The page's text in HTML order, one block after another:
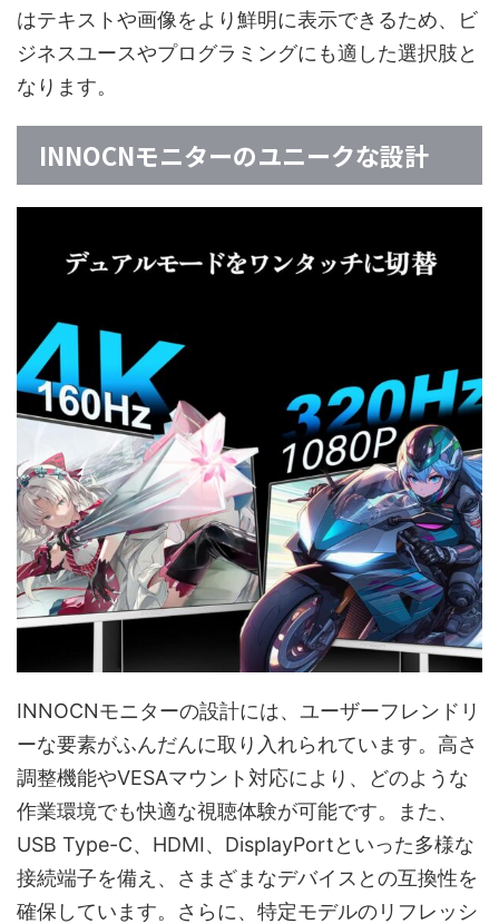
はテキストや画像をより鮮明に表示できるため、ビ
ジネスユースやプログラミングにも適した選択肢と
なります。
INNOCNモニターのユニークな設計
INNOCNモニターの設計には、ユーザーフレンドリ
ーな要素がふんだんに取り入れられています。高さ
調整機能やVESAマウント対応により、どのような
作業環境でも快適な視聴体験が可能です。また、
USB Type-C、HDMI、DisplayPortといった多様な
接続端子を備え、さまざまなデバイスとの互換性を
確保しています。さらに、特定モデルのリフレッシ